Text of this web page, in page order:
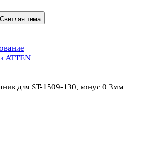
Светлая тема
ATTEN
для ST-1509-130, конус 0.3мм